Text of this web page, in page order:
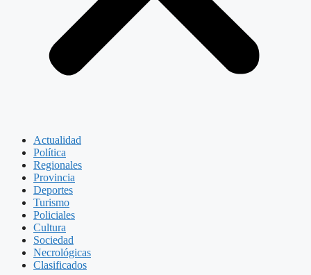
Actualidad
Política
Regionales
Provincia
Deportes
Turismo
Policiales
Cultura
Sociedad
Necrológicas
Clasificados